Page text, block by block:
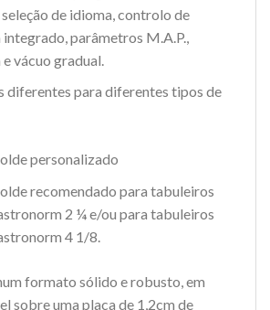
de idioma, controlo de
parâmetros M.A.P.,
vácuo gradual.
diferentes para diferentes tipos de
personalizado
recomendado para tabuleiros
2 ¼ e/ou para tabuleiros
4 1/8.
formato sólido e robusto, em
sobre uma placa de 1,2cm de